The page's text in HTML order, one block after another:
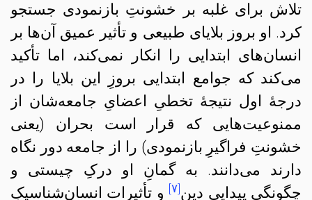
تلاش برای غلبه بر خشونتِ بازنمودی جستجو
کرد. او بروز بلایای طبیعی و تأثیر عمیق آن‌ها بر
انسان‌های ابتدایی را انکار نمی‌کند، اما تأکید
می‌کند که جوامع ابتدایی بروزِ این بلایا را در
درجهٔ اول نتیجهٔ تخطیِ اعضایِ جامعه‌شان از
ممنوعیت‌هایی که قرار است بحران (یعنی
خشونتِ فراگیرِ بازنمودی) را از جامعه دور نگاه
دارند می‌دانند. به گمانِ او درکِ چیستی و
چگونگیِ پیدایی دین[۷] و تأثیرات انسان‌شناسیکِ